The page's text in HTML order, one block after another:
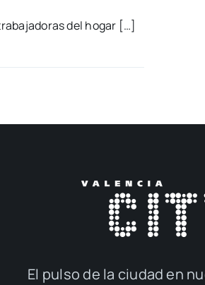
del hogar […]
El pul­so de la ciu­dad en